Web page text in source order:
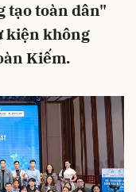
tạo toàn dân"
kiện không
Kiếm.